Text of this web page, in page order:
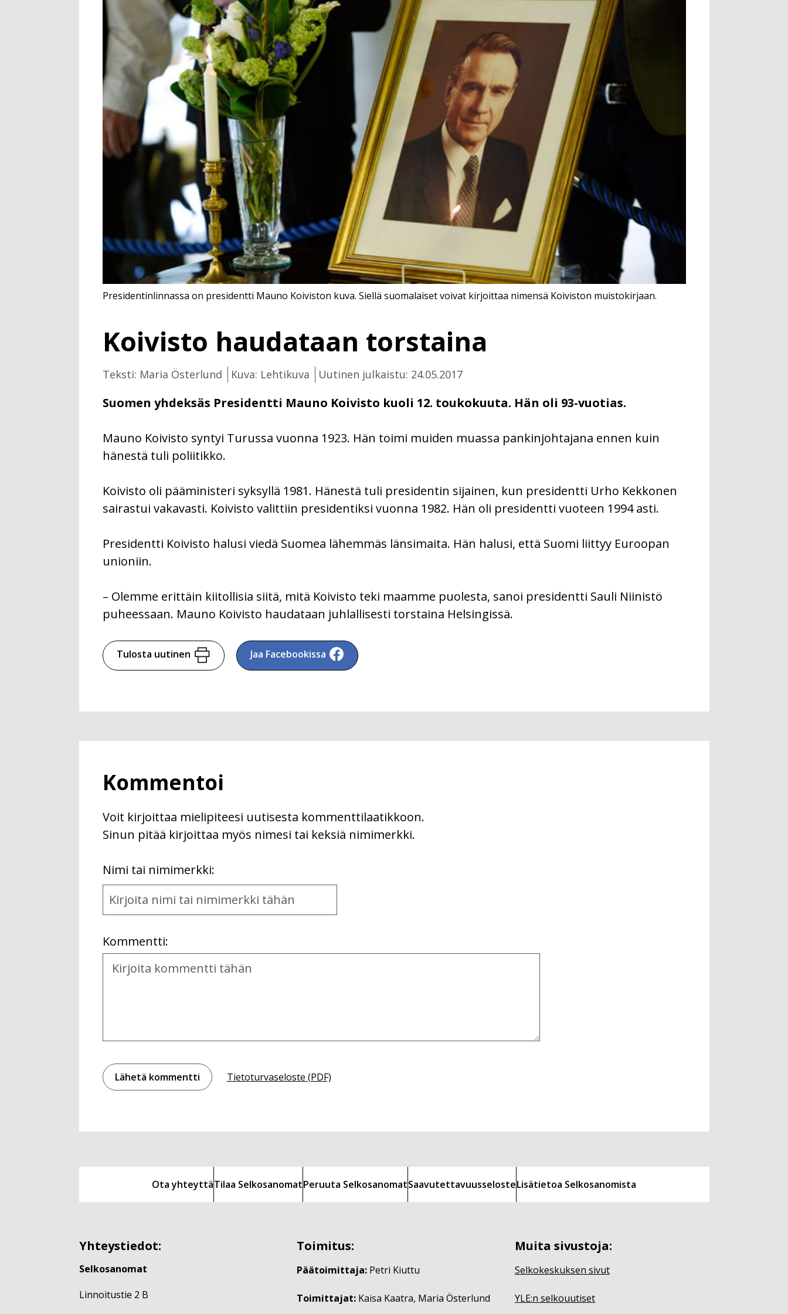
Koivisto haudataan torstaina
Teksti: Maria Österlund Kuva: Lehtikuva Uutinen julkaistu: 24.05.2017
Suomen yhdeksäs Presidentti Mauno Koivisto kuoli 12. toukokuuta. Hän oli 93-vuotias.
Presidentinlinnassa on presidentti Mauno Koiviston kuva. Siellä suomalaiset voivat kirjoittaa nimensä Koiviston muistokirjaan.
Mauno Koivisto syntyi Turussa vuonna 1923. Hän toimi muiden muassa pankinjohtajana ennen kuin
hänestä tuli poliitikko.
Koivisto oli pääministeri syksyllä 1981. Hänestä tuli presidentin sijainen, kun presidentti Urho Kekkonen
sairastui vakavasti. Koivisto valittiin presidentiksi vuonna 1982. Hän oli presidentti vuoteen 1994 asti.
Presidentti Koivisto halusi viedä Suomea lähemmäs länsimaita. Hän halusi, että Suomi liittyy Euroopan
unioniin.
– Olemme erittäin kiitollisia siitä, mitä Koivisto teki maamme puolesta, sanoi presidentti Sauli Niinistö
puheessaan. Mauno Koivisto haudataan juhlallisesti torstaina Helsingissä.
Tulosta uutinen Jaa Facebookissa
Kommentoi
Voit kirjoittaa mielipiteesi uutisesta kommenttilaatikkoon.
Sinun pitää kirjoittaa myös nimesi tai keksiä nimimerkki.
Nimi tai nimimerkki:First
Name
and
Kommentti:
Kommentti
Tietoturvaseloste (PDF)
Ota yhteyttäTilaa SelkosanomatPeruuta SelkosanomatSaavutettavuusselosteLisätietoa Selkosanomista
Yhteystiedot:
Selkosanomat
Linnoitustie 2 B
Toimitus:
Päätoimittaja: Petri Kiuttu
Toimittajat: Kaisa Kaatra, Maria Österlund
Muita sivustoja:
Selkokeskuksen sivut
YLE:n selkouutiset